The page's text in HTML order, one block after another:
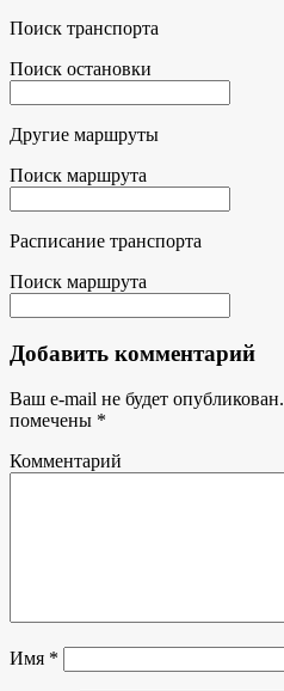
Поиск транспорта
Поиск остановки
Другие маршруты
Поиск маршрута
Расписание транспорта
Поиск маршрута
Добавить комментарий
Ваш e-mail не будет опубликован.
помечены *
Комментарий
Имя *